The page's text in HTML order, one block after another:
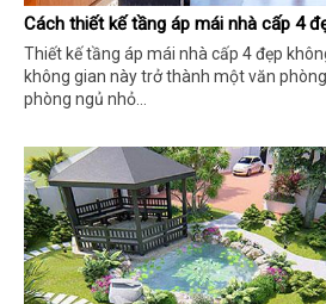
Cách thiết kế tầng áp mái nhà cấp 4
Thiết kế tầng áp mái nhà cấp 4 đẹp
không gian này trở thành một văn
phòng ngủ nhỏ…